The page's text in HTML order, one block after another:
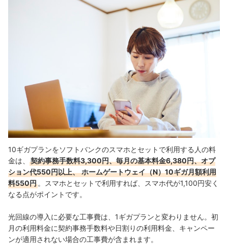
10ギガプランをソフトバンクのスマホとセットで利用する人の料
金は、
契約事務手数料3,300円、毎月の基本料金6,380円、オプ
ション代550円以上、 ホームゲートウェイ（N）10ギガ月額利用
料550円 。スマホとセットで利用すれば、スマホ代が1,100円安く
なる 点がポイントです。
光回線の導入に必要な工事費は、1ギガプランと変わりません。初
月の利用料金に契約事務手数料や日割りの利用料金、キャンペー
ンが適用されない場合の工事費が含まれます。